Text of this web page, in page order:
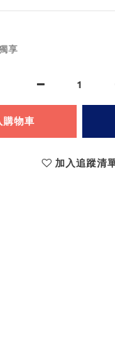
享
購物車
加入追蹤清